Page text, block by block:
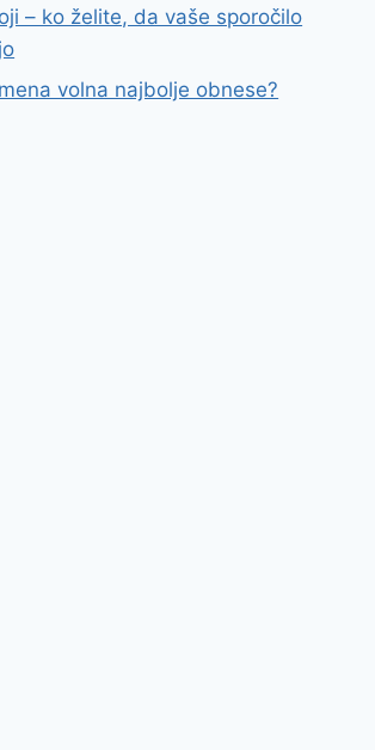
– ko želite, da vaše sporočilo
volna najbolje obnese?